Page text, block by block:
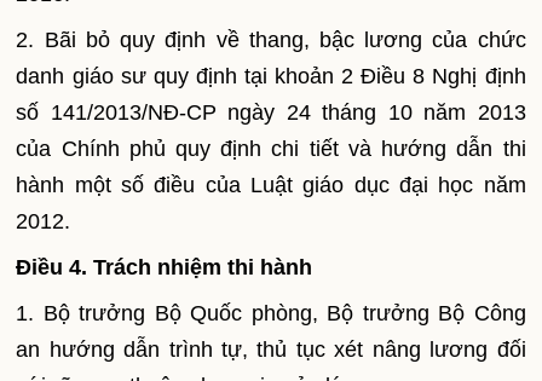
2. Bãi bỏ quy định về thang, bậc lương của chức
danh giáo sư quy định tại khoản 2 Điều 8 Nghị định
số 141/2013/NĐ-CP ngày 24 tháng 10 năm 2013
của Chính phủ quy định chi tiết và hướng dẫn thi
hành một số điều của Luật giáo dục đại học năm
2012.
Điều 4. Trách nhiệm thi hành
1. Bộ trưởng Bộ Quốc phòng, Bộ trưởng Bộ Công
an hướng dẫn trình tự, thủ tục xét nâng lương đối